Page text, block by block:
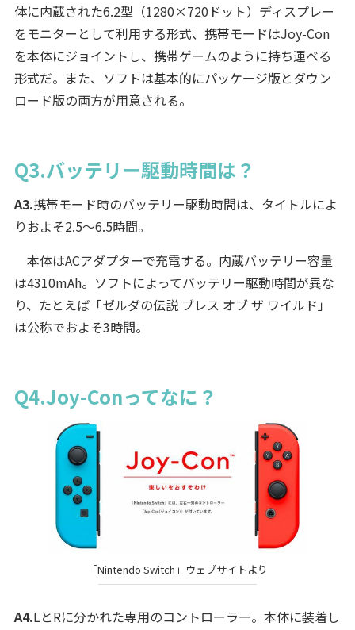
体に内蔵された6.2型（1280×720ドット）ディスプレー
をモニターとして利用する形式、携帯モードはJoy-Con
を本体にジョイントし、携帯ゲームのように持ち運べる
形式だ。また、ソフトは基本的にパッケージ版とダウン
ロード版の両方が用意される。
Q3.バッテリー駆動時間は？
A3.携帯モード時のバッテリー駆動時間は、タイトルによ
りおよそ2.5～6.5時間。
本体はACアダプターで充電する。内蔵バッテリー容量
は4310mAh。ソフトによってバッテリー駆動時間が異な
り、たとえば「ゼルダの伝説 ブレス オブ ザ ワイルド」
は公称でおよそ3時間。
Q4.Joy-Conってなに？
「Nintendo Switch」ウェブサイトより
A4.LとRに分かれた専用のコントローラー。本体に装着し